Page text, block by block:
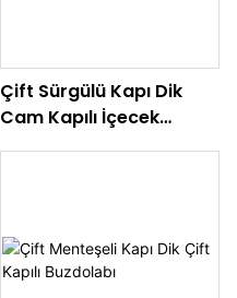
Çift Sürgülü Kapı Dik
Cam Kapılı İçecek